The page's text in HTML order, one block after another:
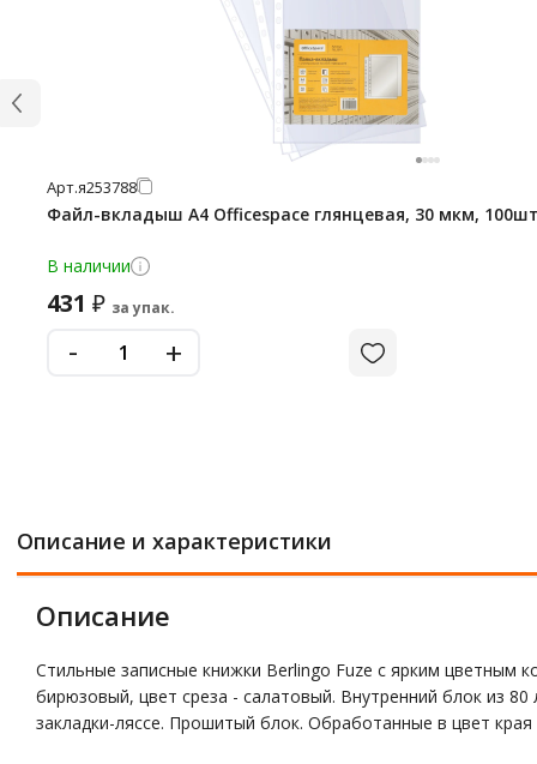
Арт.я253788
Файл-вкладыш А4 Officespace глянцевая, 30 мкм,
В наличии
431 ₽ за упак.
- +
Описание и характеристики
Описание
Стильные записные книжки Berlingo Fuze с ярким цветным
бирюзовый, цвет среза - салатовый. Внутренний блок из
закладки-ляссе. Прошитый блок. Обработанные в цвет